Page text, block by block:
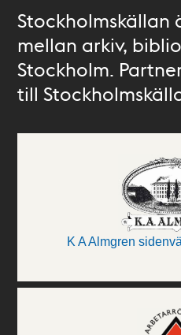
Stockholmskällan
mellan arkiv,
Stockholm.
till
K A Almgren